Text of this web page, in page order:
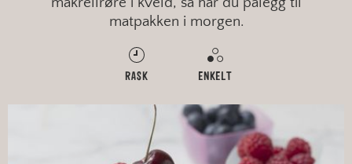
matpakken i morgen.
RASK ENKELT